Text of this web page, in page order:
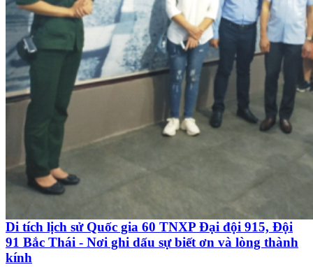
Di tích lịch sử Quốc gia 60 TNXP Đại đội 915, Đội
91 Bắc Thái - Nơi ghi dấu sự biết ơn và lòng thành
kính